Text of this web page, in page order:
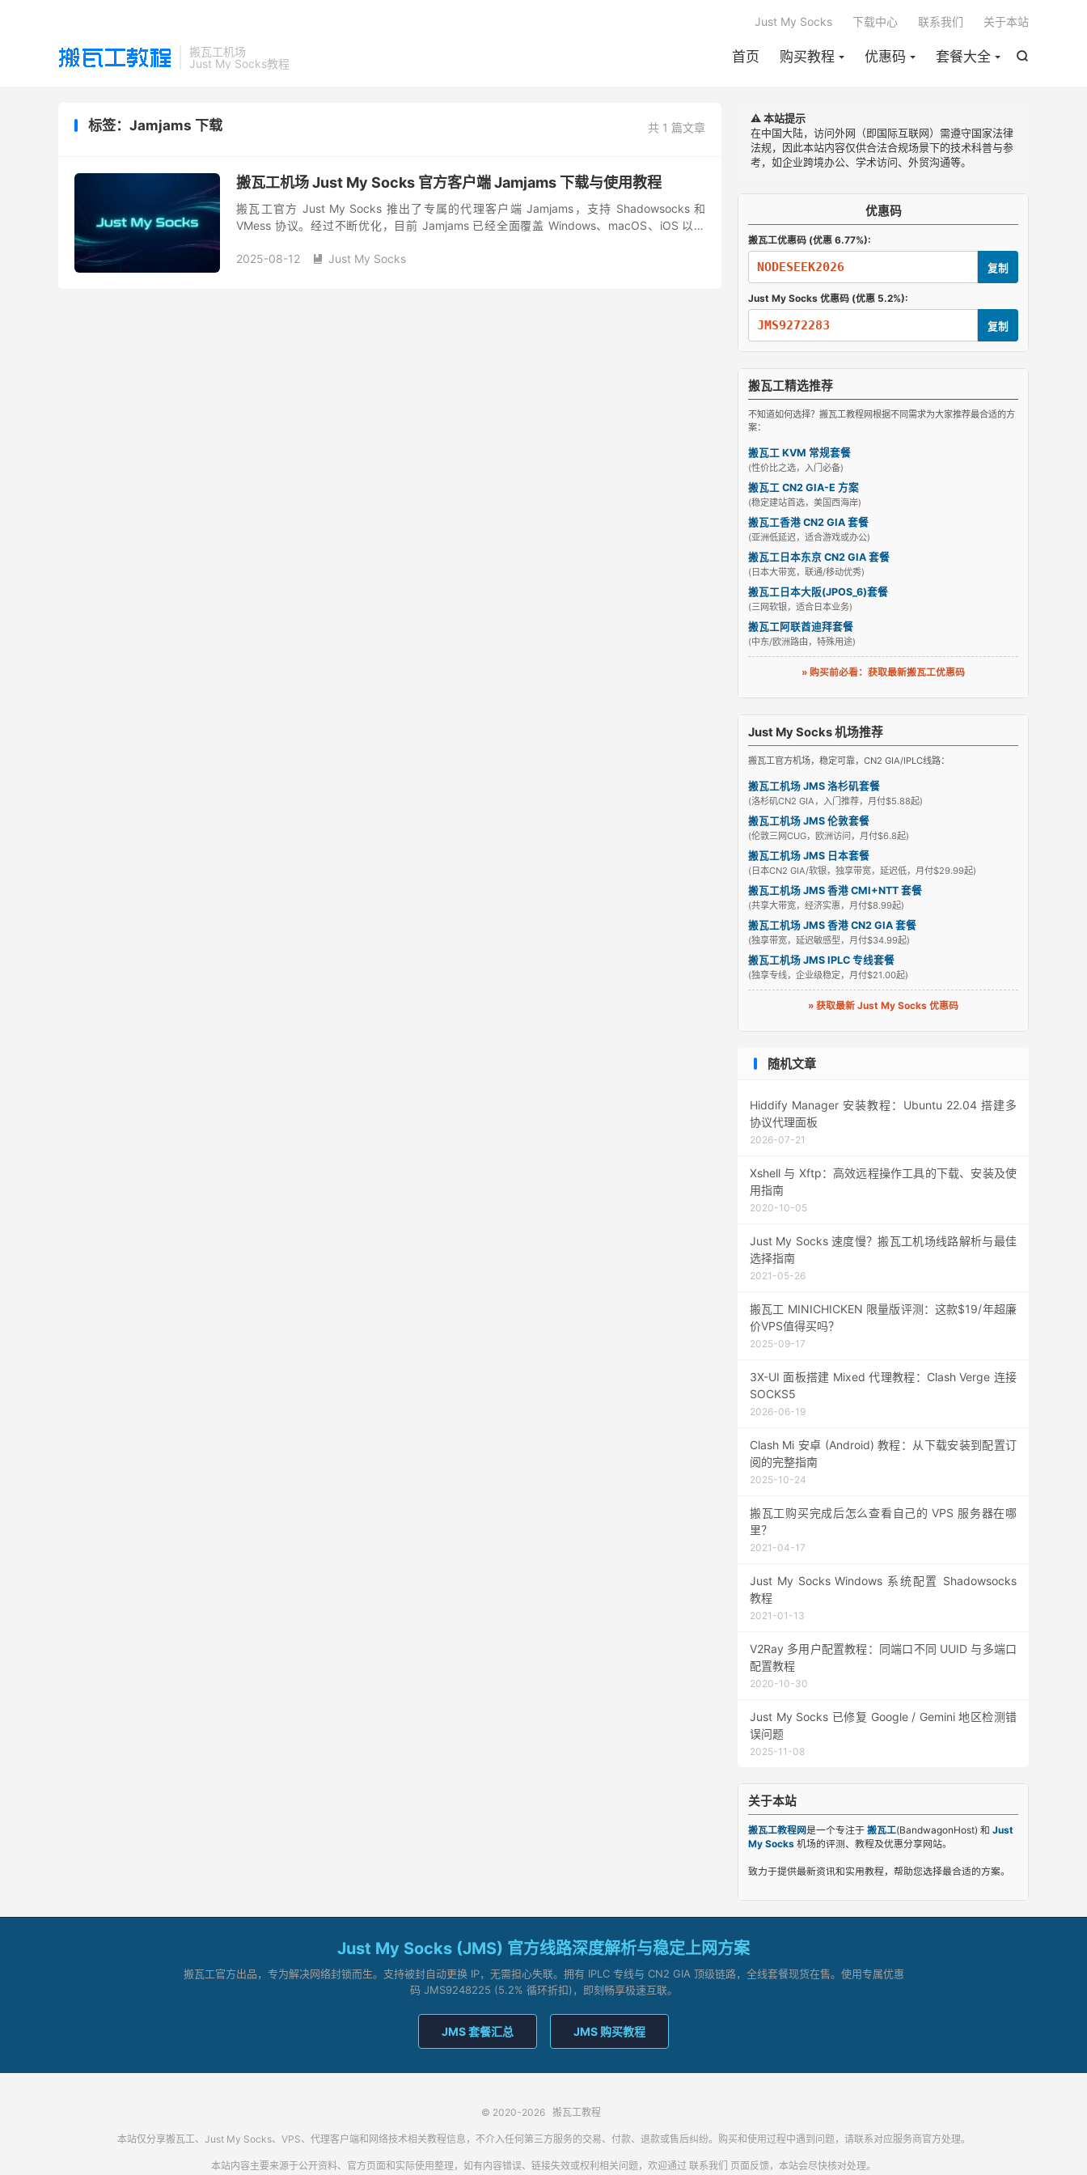
搬瓦工机场
Just My Socks教程

首页 购买教程 优惠码 套餐大全
Just My Socks 下载中心 联系我们 关于本站
共 1 篇文章
标签：Jamjams 下载
搬瓦工机场 Just My Socks 官方客户端 Jamjams 下载与使用教程
搬瓦工官方 Just My Socks 推出了专属的代理客户端 Jamjams，支持 Shadowsocks 和
VMess 协议。经过不断优化，目前 Jamjams 已经全面覆盖 Windows、macOS、iOS 以及
2025-08-12
 Just My Socks
⚠️ 本站提示
在中国大陆，访问外网（即国际互联网）需遵守国家法律
法规，因此本站内容仅供合法合规场景下的技术科普与参
考，如企业跨境办公、学术访问、外贸沟通等。
优惠码
搬瓦工优惠码 (优惠 6.77%):
NODESEEK2026 复制
Just My Socks 优惠码 (优惠 5.2%):
JMS9272283 复制
搬瓦工精选推荐
不知道如何选择？搬瓦工教程网根据不同需求为大家推荐最合适的方
案：
搬瓦工 KVM 常规套餐
(性价比之选，入门必备)
搬瓦工 CN2 GIA-E 方案
(稳定建站首选，美国西海岸)
搬瓦工香港 CN2 GIA 套餐
(亚洲低延迟，适合游戏或办公)
搬瓦工日本东京 CN2 GIA 套餐
(日本大带宽，联通/移动优秀)
搬瓦工日本大阪(JPOS_6)套餐
(三网软银，适合日本业务)
搬瓦工阿联酋迪拜套餐
(中东/欧洲路由，特殊用途)
» 购买前必看：获取最新搬瓦工优惠码
Just My Socks 机场推荐
搬瓦工官方机场，稳定可靠，CN2 GIA/IPLC线路：
搬瓦工机场 JMS 洛杉矶套餐
(洛杉矶CN2 GIA，入门推荐，月付$5.88起)
搬瓦工机场 JMS 伦敦套餐
(伦敦三网CUG，欧洲访问，月付$6.8起)
搬瓦工机场 JMS 日本套餐
(日本CN2 GIA/软银，独享带宽，延迟低，月付$29.99起)
搬瓦工机场 JMS 香港 CMI+NTT 套餐
(共享大带宽，经济实惠，月付$8.99起)
搬瓦工机场 JMS 香港 CN2 GIA 套餐
(独享带宽，延迟敏感型，月付$34.99起)
搬瓦工机场 JMS IPLC 专线套餐
(独享专线，企业级稳定，月付$21.00起)
» 获取最新 Just My Socks 优惠码
随机文章
Hiddify Manager 安装教程：Ubuntu 22.04 搭建多
协议代理面板
2026-07-21
Xshell 与 Xftp：高效远程操作工具的下载、安装及使
用指南
2020-10-05
Just My Socks 速度慢？搬瓦工机场线路解析与最佳
选择指南
2021-05-26
搬瓦工 MINICHICKEN 限量版评测：这款$19/年超廉
价VPS值得买吗？
2025-09-17
3X-UI 面板搭建 Mixed 代理教程：Clash Verge 连接
SOCKS5
2026-06-19
Clash Mi 安卓 (Android) 教程：从下载安装到配置订
阅的完整指南
2025-10-24
搬瓦工购买完成后怎么查看自己的 VPS 服务器在哪
里？
2021-04-17
Just My Socks Windows 系统配置 Shadowsocks
教程
2021-01-13
V2Ray 多用户配置教程：同端口不同 UUID 与多端口
配置教程
2020-10-30
Just My Socks 已修复 Google / Gemini 地区检测错
误问题
2025-11-08
关于本站
搬瓦工教程网是一个专注于 搬瓦工(BandwagonHost) 和 Just
My Socks 机场的评测、教程及优惠分享网站。
致力于提供最新资讯和实用教程，帮助您选择最合适的方案。
Just My Socks (JMS) 官方线路深度解析与稳定上网方案
搬瓦工官方出品，专为解决网络封锁而生。支持被封自动更换 IP，无需担心失联。拥有 IPLC 专线与 CN2 GIA 顶级链路，全线套餐现货在售。使用专属优惠
码 JMS9248225 (5.2% 循环折扣)，即刻畅享极速互联。
JMS 套餐汇总 JMS 购买教程
© 2020-2026 搬瓦工教程
本站仅分享搬瓦工、Just My Socks、VPS、代理客户端和网络技术相关教程信息，不介入任何第三方服务的交易、付款、退款或售后纠纷。购买和使用过程中遇到问题，请联系对应服务商官方处理。
本站内容主要来源于公开资料、官方页面和实际使用整理，如有内容错误、链接失效或权利相关问题，欢迎通过 联系我们 页面反馈，本站会尽快核对处理。